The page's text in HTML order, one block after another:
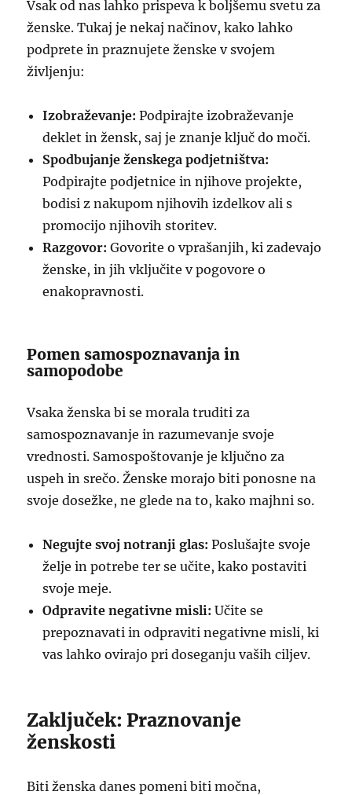
Vsak od nas lahko prispeva k boljšemu svetu za
ženske. Tukaj je nekaj načinov, kako lahko
podprete in praznujete ženske v svojem
življenju:
Izobraževanje: Podpirajte izobraževanje
deklet in žensk, saj je znanje ključ do moči.
Spodbujanje ženskega podjetništva:
Podpirajte podjetnice in njihove projekte,
bodisi z nakupom njihovih izdelkov ali s
promocijo njihovih storitev.
Razgovor: Govorite o vprašanjih, ki zadevajo
ženske, in jih vključite v pogovore o
enakopravnosti.
Pomen samospoznavanja in
samopodobe
Vsaka ženska bi se morala truditi za
samospoznavanje in razumevanje svoje
vrednosti. Samospoštovanje je ključno za
uspeh in srečo. Ženske morajo biti ponosne na
svoje dosežke, ne glede na to, kako majhni so.
Negujte svoj notranji glas: Poslušajte svoje
želje in potrebe ter se učite, kako postaviti
svoje meje.
Odpravite negativne misli: Učite se
prepoznavati in odpraviti negativne misli, ki
vas lahko ovirajo pri doseganju vaših ciljev.
Zaključek: Praznovanje
ženskosti
Biti ženska danes pomeni biti močna,